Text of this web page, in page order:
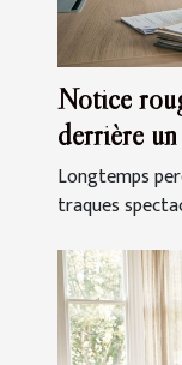
Notice
derrière
Longtemps
traques